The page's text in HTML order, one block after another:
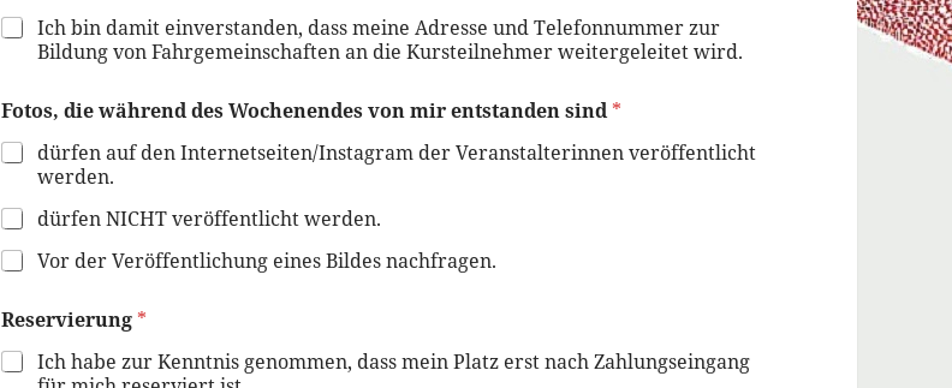
Ich bin damit einverstanden, dass meine Adresse und Telefonnummer zur
Bildung von Fahrgemeinschaften an die Kursteilnehmer weitergeleitet wird.
Fotos, die während des Wochenendes von mir entstanden sind*
dürfen auf den Internetseiten/Instagram der Veranstalterinnen veröffentlicht
werden.
dürfen NICHT veröffentlicht werden.
Vor der Veröffentlichung eines Bildes nachfragen.
Reservierung *
Ich habe zur Kenntnis genommen, dass mein Platz erst nach Zahlungseingang